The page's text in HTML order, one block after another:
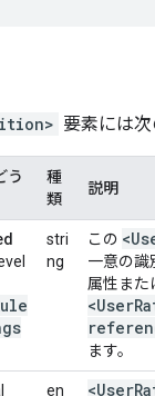
要素には次
う
種
類
説明
stri
ng
この
一意の識
属性また
ます。
en